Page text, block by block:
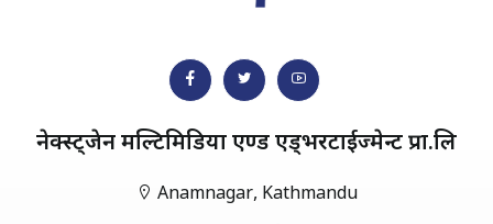
नेक्स्ट्जेन मल्टिमिडिया एण्ड एड्भरटाईज्मेन्ट प्रा.लि
Anamnagar, Kathmandu